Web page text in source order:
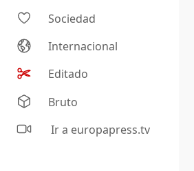
Sociedad
Internacional
Editado
Bruto
Ir a europapress.tv